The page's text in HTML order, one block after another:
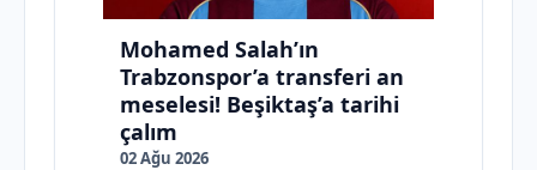
Mohamed Salah’ın
Trabzonspor’a transferi an
meselesi! Beşiktaş’a tarihi
çalım
02 Ağu 2026